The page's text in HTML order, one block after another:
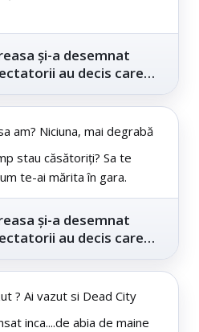
și-a desemnat
au decis care
am? Niciuna, mai degrabă
stau căsătoriți? Sa te
te-ai mărita în gara.
și-a desemnat
au decis care
? Ai vazut si Dead City
inca....de abia de maine